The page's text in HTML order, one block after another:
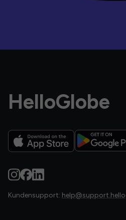
HelloGlobe
Kundensupport: